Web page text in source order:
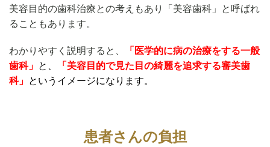
美容目的の歯科治療との考えもあり「美容歯科」と呼ばれ
ることもあります。
わかりやすく説明すると、
「医学的に病の治療をする一般
歯科」 と、
「美容目的で見た目の綺麗を追求する審美歯
科」 というイメージになります。
患者さんの負担